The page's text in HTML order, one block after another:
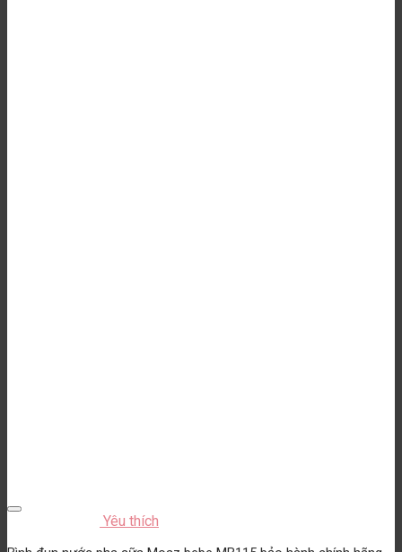
Yêu thích